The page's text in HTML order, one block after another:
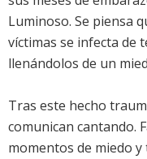
Luminoso. Se piensa
víctimas se infecta de
llenándolos de un
Tras este hecho
comunican cantando.
momentos de miedo